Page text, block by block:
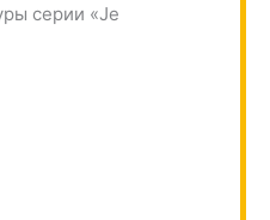
серии «Je